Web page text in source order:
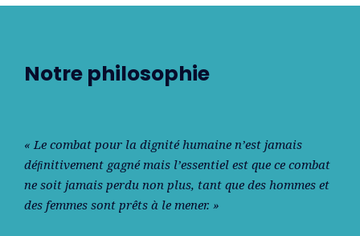
Notre philosophie
« Le combat pour la dignité humaine n’est jamais
déﬁnitivement gagné mais l’essentiel est que ce combat
ne soit jamais perdu non plus, tant que des hommes et
des femmes sont prêts à le mener. »